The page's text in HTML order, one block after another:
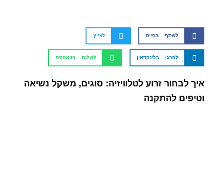
לשתף בפייס לצייץ
לפרגן בלינקדאין לשלוח בוואטספ
איך לבחור זרוע לטלוויזיה: סוגים, משקל נשיאה
וטיפים להתקנה